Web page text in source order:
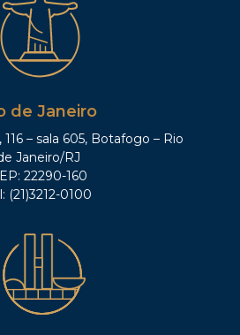
de Janeiro
– sala 605, Botafogo – Rio
Janeiro/RJ
22290-160
(21)3212-0100